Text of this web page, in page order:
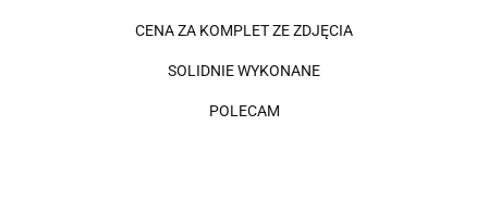
CENA ZA KOMPLET ZE ZDJĘCIA
SOLIDNIE WYKONANE
POLECAM